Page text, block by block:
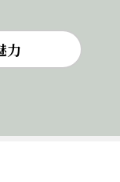
力